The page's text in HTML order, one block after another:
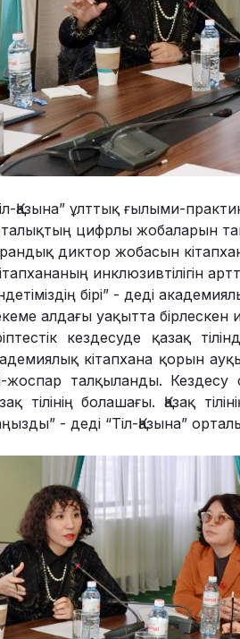
Қазына” ұлттық ғылыми-
цифрлы жобаларын
диктор жобасын
инклюзивтілігін
бірі” - деді
алдағы уақытта бірлескен
кездесуде қазақ
кітапхана қорын
жоспар талқыланды.
тілінің болашағы. Қазақ
- деді “Тіл-Қазына”